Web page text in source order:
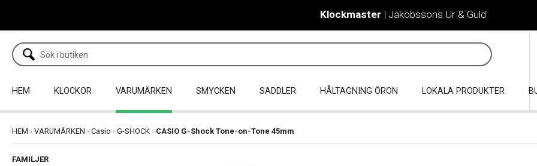
Klockmaster | Jakobssons Ur & Guld
HEM KLOCKOR VARUMÄRKEN SMYCKEN SADDLER HÅLTAGNING ÖRON LOKALA PRODUKTER
HEM › VARUMÄRKEN › Casio › G-SHOCK › CASIO G-Shock Tone-on-Tone 45mm
FAMILJER